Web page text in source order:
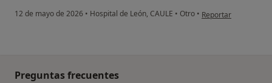
12 de mayo de 2026 • Hospital de León, CAULE • Otro • en opinión del
Reportar
Preguntas frecuentes